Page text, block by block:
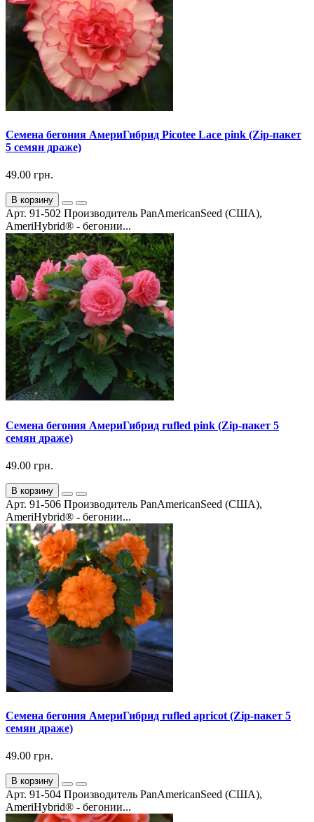
Семена бегония АмериГибрид Picotee Lace pink (Zip-пакет
5 семян драже)
49.00 грн.
В корзину
Арт. 91-502 Производитель PanAmericanSeed (США),
AmeriHybrid® - бегонии...
Семена бегония АмериГибрид rufled pink (Zip-пакет 5
семян драже)
49.00 грн.
В корзину
Арт. 91-506 Производитель PanAmericanSeed (США),
AmeriHybrid® - бегонии...
Семена бегония АмериГибрид rufled apricot (Zip-пакет 5
семян драже)
49.00 грн.
В корзину
Арт. 91-504 Производитель PanAmericanSeed (США),
AmeriHybrid® - бегонии...